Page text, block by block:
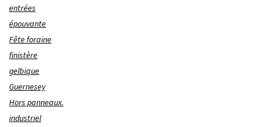
entrées
épouvante
Fête foraine
finistère
gelbique
Guernesey
Hors panneaux.
industriel